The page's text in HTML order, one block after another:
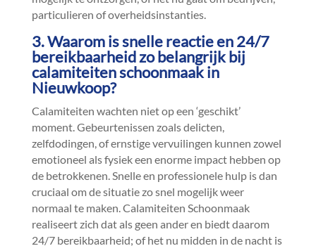
particulieren of overheidsinstanties.​
3.​ Waarom is snelle reactie en 24/7
bereikbaarheid zo belangrijk bij
calamiteiten schoonmaak in
Nieuwkoop?
Calamiteiten wachten niet op een ‘geschikt’
moment.​ Gebeurtenissen zoals delicten,
zelfdodingen, of ernstige vervuilingen kunnen zowel
emotioneel als fysiek een enorme impact hebben op
de betrokkenen.​ Snelle en professionele hulp is dan
cruciaal om de situatie zo snel mogelijk weer
normaal te maken.​ Calamiteiten Schoonmaak
realiseert zich dat als geen ander en biedt daarom
24/7 bereikbaarheid; of het nu midden in de nacht is